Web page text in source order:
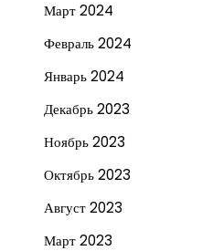
Март 2024
Февраль 2024
Январь 2024
Декабрь 2023
Ноябрь 2023
Октябрь 2023
Август 2023
Март 2023